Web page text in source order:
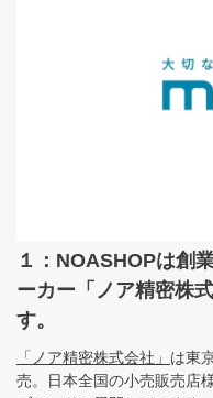
１：NOASHOPは創
ーカー「ノア精密株
す。
「ノア精密株式会社」 は東
売。日本全国の小売販売店